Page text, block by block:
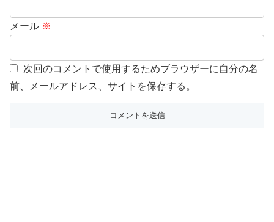
メール ※
次回のコメントで使用するためブラウザーに自分の名
前、メールアドレス、サイトを保存する。